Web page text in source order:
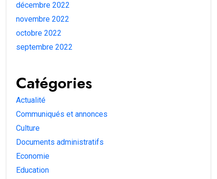
décembre 2022
novembre 2022
octobre 2022
septembre 2022
Catégories
Actualité
Communiqués et annonces
Culture
Documents administratifs
Economie
Education